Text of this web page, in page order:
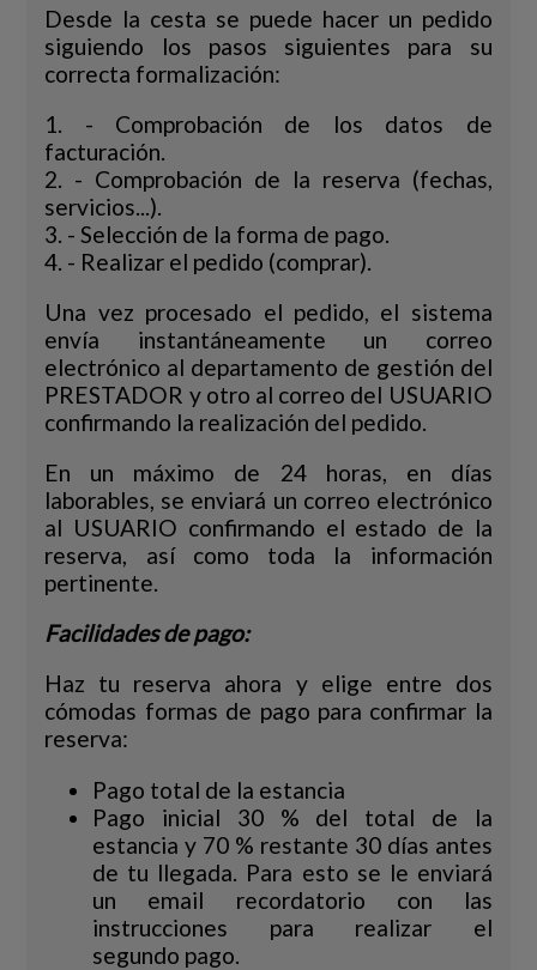
Desde la cesta se puede hacer un pedido
siguiendo los pasos siguientes para su
correcta formalización:
1. - Comprobación de los datos de
facturación.
2. - Comprobación de la reserva (fechas,
servicios...).
3. - Selección de la forma de pago.
4. - Realizar el pedido (comprar).
Una vez procesado el pedido, el sistema
envía instantáneamente un correo
electrónico al departamento de gestión del
PRESTADOR y otro al correo del USUARIO
confirmando la realización del pedido.
En un máximo de 24 horas, en días
laborables, se enviará un correo electrónico
al USUARIO confirmando el estado de la
reserva, así como toda la información
pertinente.
Facilidades de pago:
Haz tu reserva ahora y elige entre dos
cómodas formas de pago para confirmar la
reserva:
Pago total de la estancia
Pago inicial 30 % del total de la
estancia y 70 % restante 30 días antes
de tu llegada. Para esto se le enviará
un email recordatorio con las
instrucciones para realizar el
segundo pago.